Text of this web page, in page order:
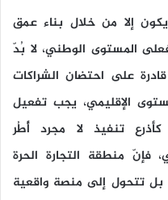
إلا من خلال بناء عمق
المستوى الوطني، لا بُدّ
على احتضان الشراكات
الإقليمي، يجب تفعيل
كأذرع تنفيذ لا مجرد أُطُر
فإنّ منطقة التجارة الحرة
بل تتحول إلى منصة واقعية